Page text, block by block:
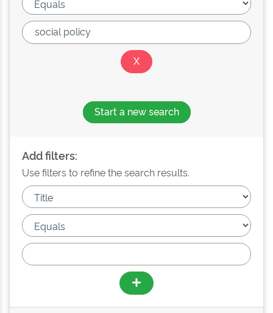
Start a new search
Add filters:
Use filters to refine the search results.